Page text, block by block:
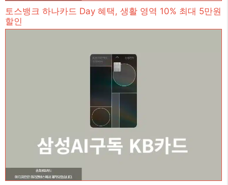
토스뱅크 하나카드 Day 혜택, 생활 영역 10% 최대 5만원
할인